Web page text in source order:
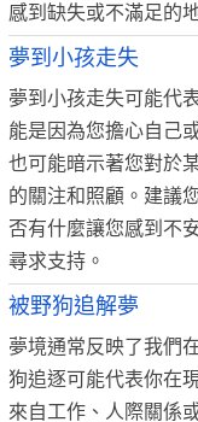
感到缺失或不滿足的
夢到小孩走失
夢到小孩走失可能代
能是因為您擔心自己
也可能暗示著您對於
的關注和照顧。建議
否有什麼讓您感到不
尋求支持。
被野狗追解夢
夢境通常反映了我們
狗追逐可能代表你在
來自工作、人際關係